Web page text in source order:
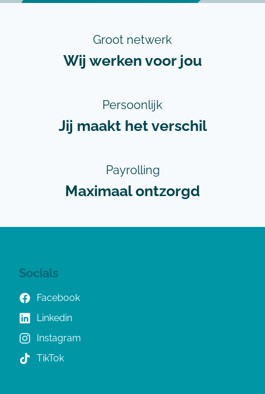
Groot netwerk
Wij werken voor jou
Persoonlijk
Jij maakt het verschil
Payrolling
Maximaal ontzorgd
Socials
Facebook
Linkedin
Instagram
TikTok